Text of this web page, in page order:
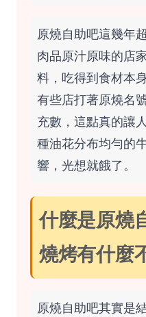
原燒自助吧這幾年
肉品原汁原味的店
料，吃得到食材本
有些店打著原燒名
充數，這點真的讓
種油花分布均勻的
響，光想就餓了。
什麼是原燒
燒烤有什麼
原燒自助吧其實是